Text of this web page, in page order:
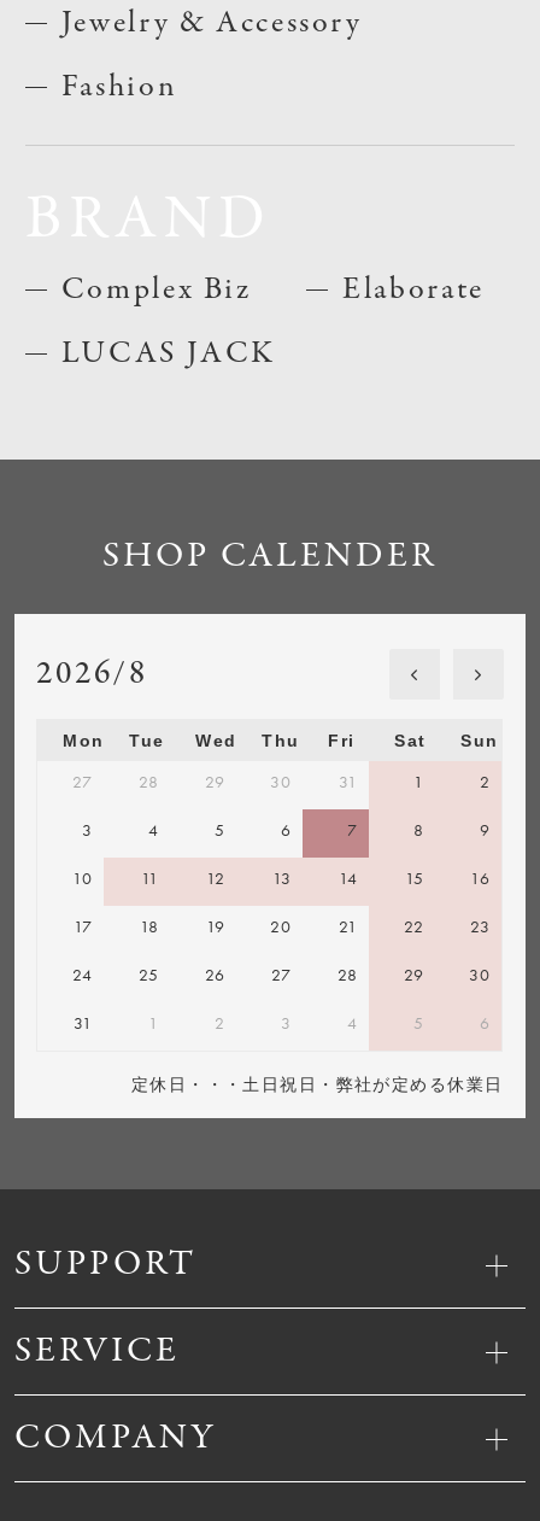
Jewelry & Accessory
Fashion
Complex Biz
LUCAS JACK
Elaborate
SUPPORT
SERVICE
COMPANY
SHOP CALENDER
2026/8
Mon Tue Wed Thu Fri Sat Sun
27 28 29 30 31 1 2
3 4 5 6 7 8 9
10 11 12 13 14 15 16
17 18 19 20 21 22 23
24 25 26 27 28 29 30
31 1 2 3 4 5 6
定休日・・・土日祝日・弊社が定める休業日